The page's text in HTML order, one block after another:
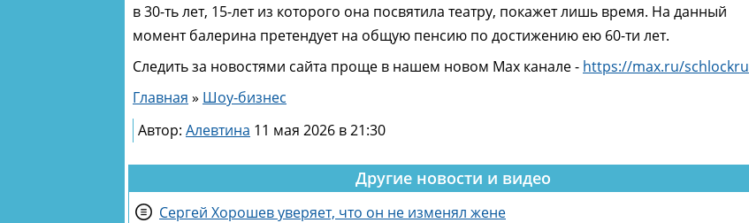
в 30-ть лет, 15-лет из которого она посвятила театру, покажет лишь время. На данный
момент балерина претендует на общую пенсию по достижению ею 60-ти лет.
Следить за новостями сайта проще в нашем новом Max канале - https://max.ru/schlockru
Главная » Шоу-бизнес
Автор: Алевтина 11 мая 2026 в 21:30
Другие новости и видео
Сергей Хорошев уверяет, что он не изменял жене